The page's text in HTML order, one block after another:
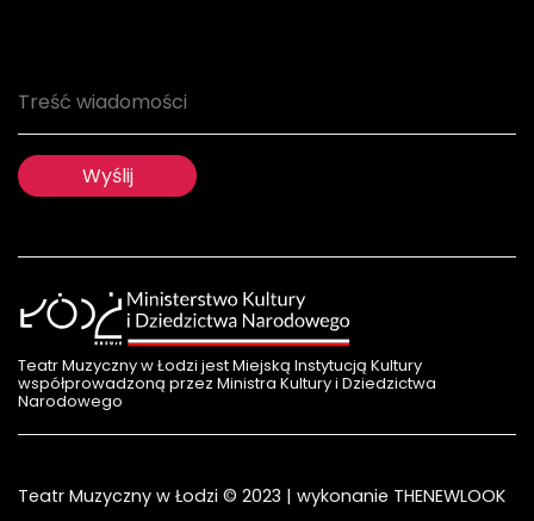
Teatr Muzyczny w Łodzi jest Miejską Instytucją Kultury
współprowadzoną przez Ministra Kultury i Dziedzictwa
Narodowego
Teatr Muzyczny w Łodzi © 2023 | wykonanie THENEWLOOK
Serwis używa informacji zapisanych za pomocą plików
cookie oraz innych rozwiązań informatycznych,
pozwalających na dostosowanie treści do potrzeb
użytkownika oraz w celach statystycznych.. Jeżeli nie
wyrażają Państwo zgody na ich zapisywanie, należy opuścić
AKCEPTUJĘ